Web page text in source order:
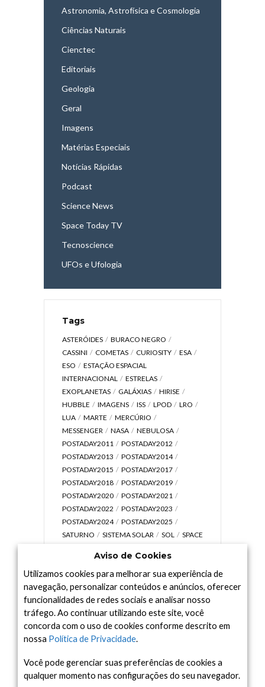
Astronomia, Astrofísica e Cosmologia
Ciências Naturais
Cienctec
Editoriais
Geologia
Geral
Imagens
Matérias Especiais
Notícias Rápidas
Podcast
Science News
Space Today TV
Tecnoscience
UFOs e Ufologia
Tags
ASTERÓIDES
BURACO NEGRO
CASSINI
COMETAS CURIOSITY
ESA
ESO
ESTAÇÃO ESPACIAL
INTERNACIONAL
ESTRELAS
EXOPLANETAS
GALÁXIAS
HIRISE
HUBBLE
IMAGENS ISS LPOD
LRO
LUA
MARTE
MERCÚRIO
MESSENGER
NASA
NEBULOSA
POSTADAY2011
POSTADAY2012
POSTADAY2013
POSTADAY2014
POSTADAY2015
POSTADAY2017
POSTADAY2018
POSTADAY2019
POSTADAY2020
POSTADAY2021
POSTADAY2022
POSTADAY2023
POSTADAY2024
POSTADAY2025
SATURNO
SISTEMA SOLAR SOL
SPACE
UNIVERSO
VÍDEO
Arquivo
Arquivo
Aviso de Cookies
Utilizamos cookies para melhorar sua experiência de
navegação, personalizar conteúdos e anúncios, oferecer
funcionalidades de redes sociais e analisar nosso
tráfego. Ao continuar utilizando este site, você
concorda com o uso de cookies conforme descrito em
nossa Política de Privacidade.
Você pode gerenciar suas preferências de cookies a
qualquer momento nas configurações do seu navegador.